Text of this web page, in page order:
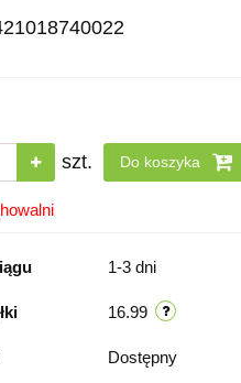
szt. Do koszyka
1-3 dni
16.99
Dostępny